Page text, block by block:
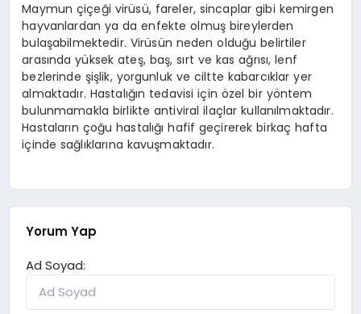
Maymun çiçeği virüsü, fareler, sincaplar gibi kemirgen
hayvanlardan ya da enfekte olmuş bireylerden
bulaşabilmektedir. Virüsün neden olduğu belirtiler
arasında yüksek ateş, baş, sırt ve kas ağrısı, lenf
bezlerinde şişlik, yorgunluk ve ciltte kabarcıklar yer
almaktadır. Hastalığın tedavisi için özel bir yöntem
bulunmamakla birlikte antiviral ilaçlar kullanılmaktadır.
Hastaların çoğu hastalığı hafif geçirerek birkaç hafta
içinde sağlıklarına kavuşmaktadır.
Yorum Yap
Ad Soyad: